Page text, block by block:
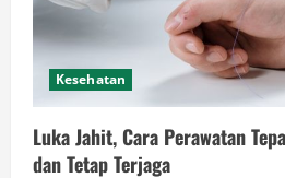
Kesehatan
Luka Jahit, Cara Perawatan
dan Tetap Terjaga